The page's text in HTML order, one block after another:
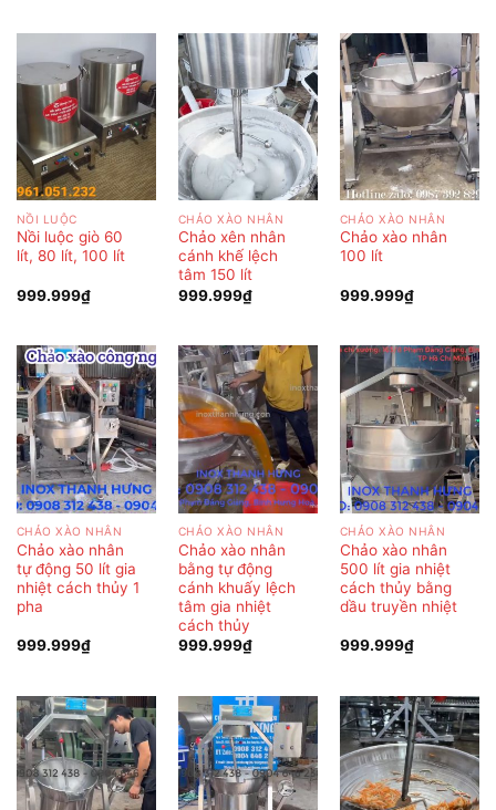
NỒI LUỘC
Nồi luộc giò 60
lít, 80 lít, 100 lít
999.999₫
CHẢO XÀO NHÂN
Chảo xên nhân
cánh khế lệch
tâm 150 lít
999.999₫
CHẢO XÀO NHÂN
Chảo xào nhân
100 lít
999.999₫
CHẢO XÀO NHÂN
Chảo xào nhân
tự động 50 lít gia
nhiệt cách thủy 1
pha
999.999₫
CHẢO XÀO NHÂN
Chảo xào nhân
bằng tự động
cánh khuấy lệch
tâm gia nhiệt
cách thủy
999.999₫
CHẢO XÀO NHÂN
Chảo xào nhân
500 lít gia nhiệt
cách thủy bằng
dầu truyền nhiệt
999.999₫